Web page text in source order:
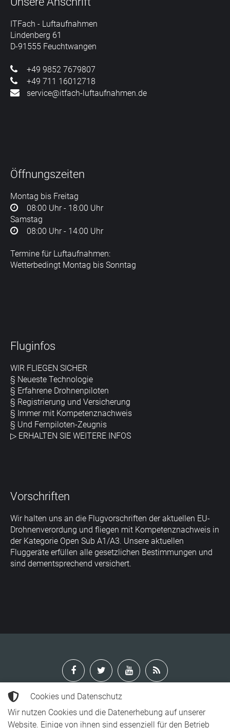
ITFach - Luftaufnahmen
Lindenberg 61
D-91555 Feuchtwangen
+49 9852 7679807
+49 711 16012718
service@itfach-luftaufnahmen.de
Öffnungszeiten
Montag bis Freitag
08:00 Uhr - 18:00 Uhr
Samstag
08:00 Uhr - 14:00 Uhr
Termine für Luftaufnahmen:
Wetterbedingt Montag bis Sonntag
Fluginfos
WIR FLIEGEN SICHER
§ Neueste Technologie
§ Erfahrene Drohnenpiloten
§ Registrierung und Versicherung
§ Immer mit Kompetenznachweis
§ Und Fernpiloten-Zeugnis
▷ ERHALTEN SIE WEITERE INFOS
Vorschriften
Wir halten uns an die Flugvorschriften der aktuellen EU-
Drohnenverordung und fliegen mit Kompetenznachweis in
der Kategorie Open Sub A1/A3. Unsere aktuellen
Fluggeräte erfüllen alle gesetzlichen Bestimmungen und
sind dementsprechend versichert.
Jeglicher auf dieser Webseite gelistete Inhalt unterliegt dem
Cookies und Datenschutz
Wir nutzen Cookies und die Datenerhebung auf unserer
Website. Einige von ihnen sind essenziell für den Betrieb